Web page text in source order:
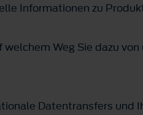
Informationen zu
Weg Sie dazu
Datentransfers und